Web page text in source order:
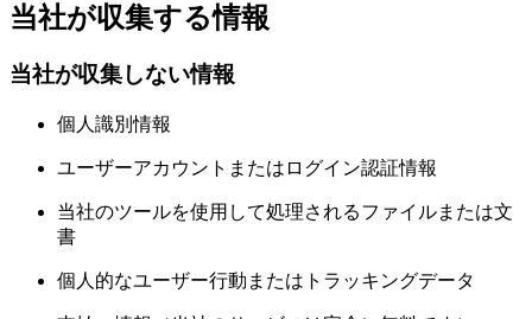
当社が収集する情報
当社が収集しない情報
個人識別情報
ユーザーアカウントまたはログイン認証情報
当社のツールを使用して処理されるファイルまたは文
書
個人的なユーザー行動またはトラッキングデータ